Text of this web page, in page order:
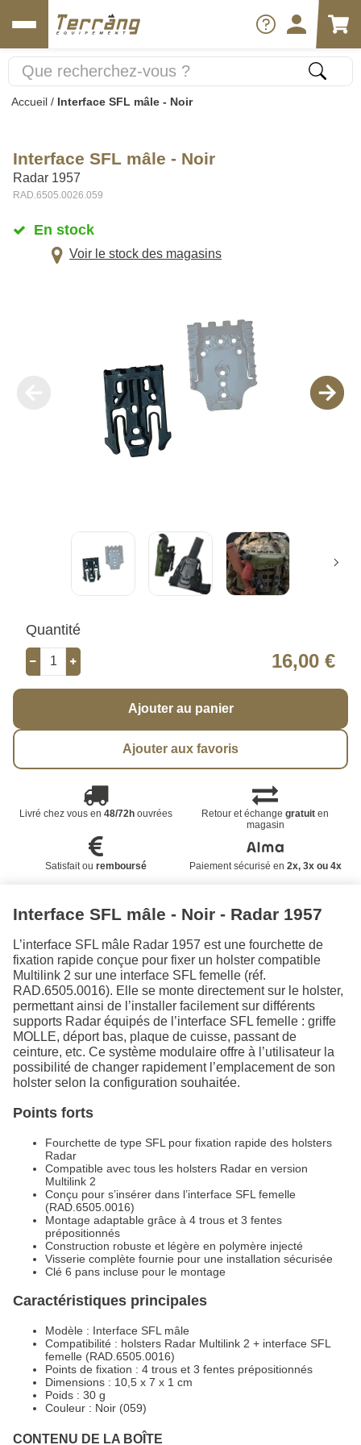
Accueil / Interface SFL mâle - Noir
Interface SFL mâle - Noir
Radar 1957
RAD.6505.0026.059
En stock
Voir le stock des magasins
Quantité
16,00 €
Ajouter au panier
Ajouter aux favoris
Livré chez vous en 48/72houvrées Retour et échangegratuit en
magasin
Satisfait ou remboursé Paiement sécurisé en 2x, 3x ou 4x
Interface SFL mâle - Noir - Radar 1957
L’interface SFL mâle Radar 1957 est une fourchette de
fixation rapide conçue pour fixer un holster compatible
Multilink 2 sur une interface SFL femelle (réf.
RAD.6505.0016). Elle se monte directement sur le holster,
permettant ainsi de l’installer facilement sur différents
supports Radar équipés de l’interface SFL femelle : griffe
MOLLE, déport bas, plaque de cuisse, passant de
ceinture, etc. Ce système modulaire offre à l’utilisateur la
possibilité de changer rapidement l’emplacement de son
holster selon la configuration souhaitée.
Points forts
Fourchette de type SFL pour fixation rapide des holsters
Radar
Compatible avec tous les holsters Radar en version
Multilink 2
Conçu pour s’insérer dans l’interface SFL femelle
(RAD.6505.0016)
Montage adaptable grâce à 4 trous et 3 fentes
prépositionnés
Construction robuste et légère en polymère injecté
Visserie complète fournie pour une installation sécurisée
Clé 6 pans incluse pour le montage
Caractéristiques principales
Modèle : Interface SFL mâle
Compatibilité : holsters Radar Multilink 2 + interface SFL
femelle (RAD.6505.0016)
Points de fixation : 4 trous et 3 fentes prépositionnés
Dimensions : 10,5 x 7 x 1 cm
Poids : 30 g
Couleur : Noir (059)
CONTENU DE LA BOÎTE